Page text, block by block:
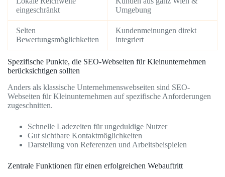
eingeschränkt
Umgebung
Selten
Bewertungsmöglichkeiten
Kundenmeinungen direkt
integriert
Spezifische Punkte, die SEO-Webseiten für Kleinunternehmen
berücksichtigen sollten
Anders als klassische Unternehmenswebseiten sind SEO-
Webseiten für Kleinunternehmen auf spezifische Anforderungen
zugeschnitten.
Schnelle Ladezeiten für ungeduldige Nutzer
Gut sichtbare Kontaktmöglichkeiten
Darstellung von Referenzen und Arbeitsbeispielen
Zentrale Funktionen für einen erfolgreichen Webauftritt